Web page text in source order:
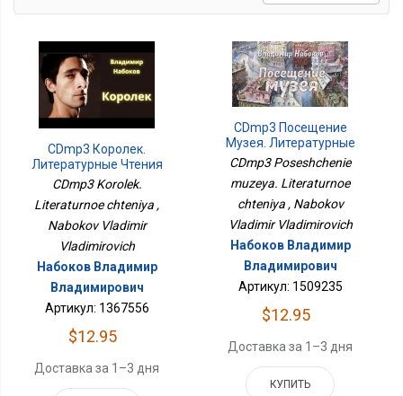
CDmp3 Королек.
Литературные Чтения
CDmp3 Korolek.
Literaturnoe chteniya ,
Nabokov Vladimir
Vladimirovich
Набоков Владимир
Владимирович
Артикул: 1367556
$12.95
Доставка за 1–3 дня
CDmp3 Посещение
Музея. Литературные
Чтения
CDmp3 Poseshchenie
muzeya. Literaturnoe
chteniya , Nabokov
Vladimir Vladimirovich
Набоков Владимир
Владимирович
Артикул: 1509235
$12.95
Доставка за 1–3 дня
КУПИТЬ